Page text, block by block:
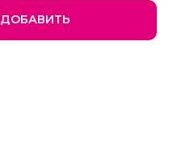
ДОБАВИТЬ